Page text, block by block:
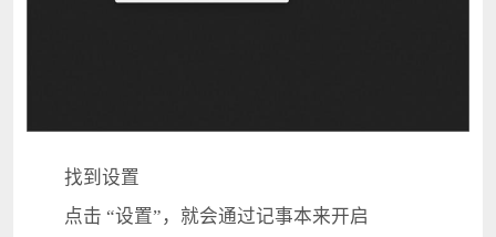
找到设置
点击 “设置”，就会通过记事本来开启